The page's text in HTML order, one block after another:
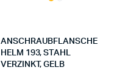
ANSCHRAUBFLANSCHE
HELM 193, STAHL
VERZINKT, GELB